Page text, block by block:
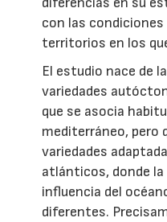
con las
territorios en los
El estudio nace de
variedades
que se asocia
mediterráneo, pero
variedades
atlánticos, donde la
influencia del
diferentes.